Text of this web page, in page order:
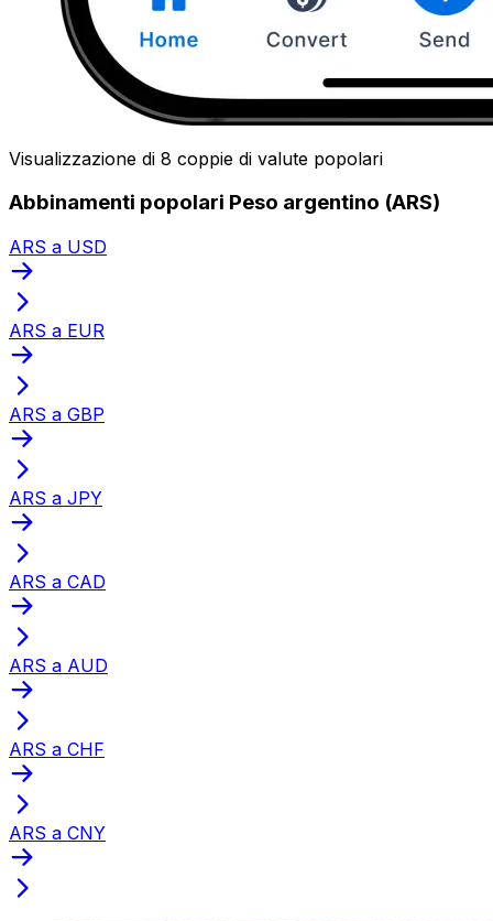
Visualizzazione di 8 coppie di valute popolari
Abbinamenti popolari Peso argentino (ARS)
ARS a USD
ARS a EUR
ARS a GBP
ARS a JPY
ARS a CAD
ARS a AUD
ARS a CHF
ARS a CNY